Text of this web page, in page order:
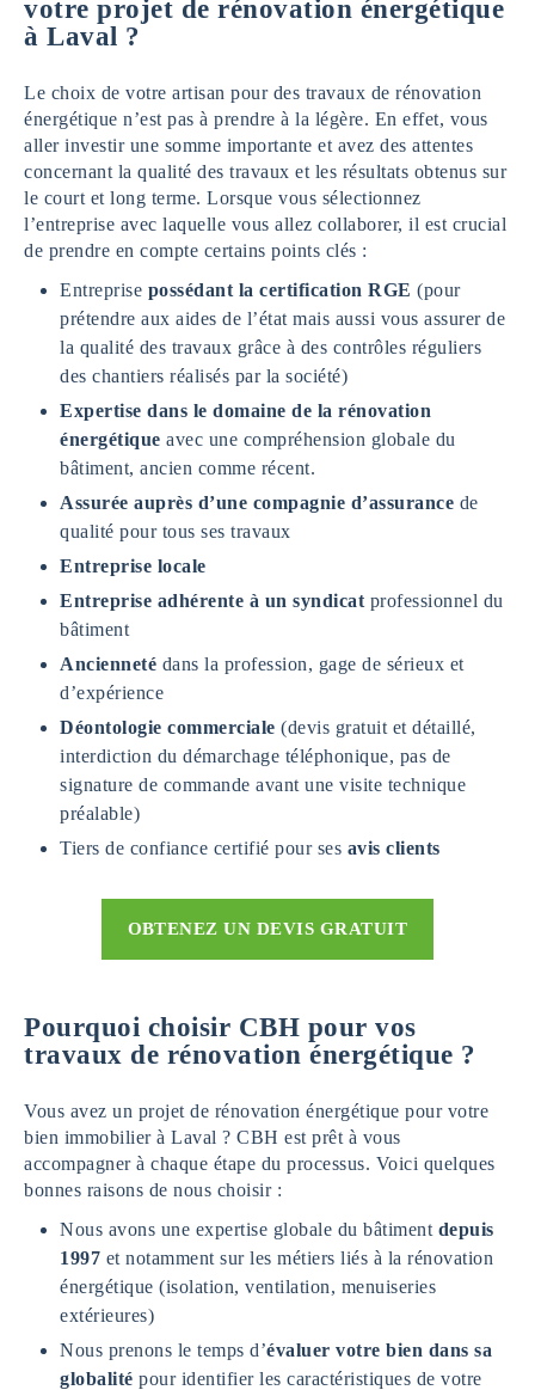
votre projet de rénovation énergétique
à Laval ?
Le choix de votre artisan pour des travaux de rénovation
énergétique n’est pas à prendre à la légère. En effet, vous
aller investir une somme importante et avez des attentes
concernant la qualité des travaux et les résultats obtenus sur
le court et long terme. Lorsque vous sélectionnez
l’entreprise avec laquelle vous allez collaborer, il est crucial
de prendre en compte certains points clés :
Entreprise possédant la certification RGE (pour
prétendre aux aides de l’état mais aussi vous assurer de
la qualité des travaux grâce à des contrôles réguliers
des chantiers réalisés par la société)
Expertise dans le domaine de la rénovation
énergétique avec une compréhension globale du
bâtiment, ancien comme récent.
Assurée auprès d’une compagnie d’assurance de
qualité pour tous ses travaux
Entreprise locale
Entreprise adhérente à un syndicat professionnel du
bâtiment
Ancienneté dans la profession, gage de sérieux et
d’expérience
Déontologie commerciale (devis gratuit et détaillé,
interdiction du démarchage téléphonique, pas de
signature de commande avant une visite technique
préalable)
Tiers de confiance certifié pour ses avis clients
OBTENEZ UN DEVIS GRATUIT
Pourquoi choisir CBH pour vos
travaux de rénovation énergétique ?
Vous avez un projet de rénovation énergétique pour votre
bien immobilier à Laval ? CBH est prêt à vous
accompagner à chaque étape du processus. Voici quelques
bonnes raisons de nous choisir :
Nous avons une expertise globale du bâtiment depuis
1997 et notamment sur les métiers liés à la rénovation
énergétique (isolation, ventilation, menuiseries
extérieures)
Nous prenons le temps d’évaluer votre bien dans sa
globalité pour identifier les caractéristiques de votre